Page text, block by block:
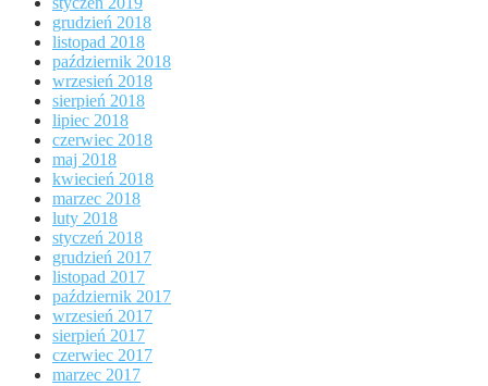
grudzień 2018
listopad 2018
październik 2018
wrzesień 2018
sierpień 2018
lipiec 2018
czerwiec 2018
maj 2018
kwiecień 2018
marzec 2018
luty 2018
styczeń 2018
grudzień 2017
listopad 2017
październik 2017
wrzesień 2017
sierpień 2017
czerwiec 2017
marzec 2017